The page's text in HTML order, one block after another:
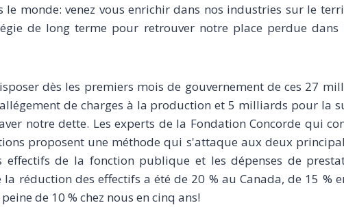
le monde: venez vous enrichir dans nos industries sur le
de long terme pour retrouver notre place perdue
dès les premiers mois de gouvernement de ces 27
de charges à la production et 5 milliards pour la
notre dette. Les experts de la Fondation Concorde qui
proposent une méthode qui s'attaque aux deux
effectifs de la fonction publique et les dépenses de
la réduction des effectifs a été de 20 % au Canada, de 15 %
de 10 % chez nous en cinq ans!